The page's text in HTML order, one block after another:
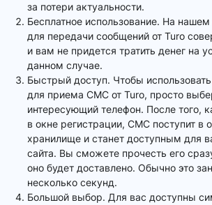
за потери актуальности.
Бесплатное использование. На
для передачи сообщений от Turo
и вам не придется тратить денег на
данном случае.
Быстрый доступ. Чтобы
для приема СМС от Turo, просто
интересующий телефон. После того,
в окне регистрации, СМС поступит в
хранилище и станет доступным для
сайта. Вы сможете прочесть его
оно будет доставлено. Обычно это
несколько секунд.
Большой выбор. Для вас доступны